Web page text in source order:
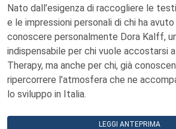
Nato dall’esigenza di raccogliere le
e le impressioni personali di chi ha
conoscere personalmente Dora Kalff,
indispensabile per chi vuole accostarsi
Therapy, ma anche per chi, già
ripercorrere l’atmosfera che ne
lo sviluppo in Italia.
LEGGI ANTEPRIMA